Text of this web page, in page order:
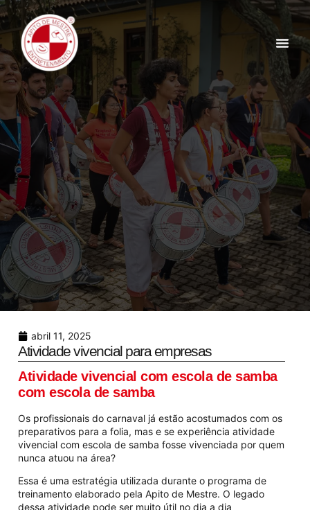
abril 11, 2025
Atividade vivencial para empresas
Atividade vivencial com escola de samba
com escola de samba
Os profissionais do carnaval já estão acostumados com os
preparativos para a folia, mas e se experiência atividade
vivencial com escola de samba fosse vivenciada por quem
nunca atuou na área?
Essa é uma estratégia utilizada durante o programa de
treinamento elaborado pela Apito de Mestre. O legado
dessa atividade pode ser muito útil no dia a dia